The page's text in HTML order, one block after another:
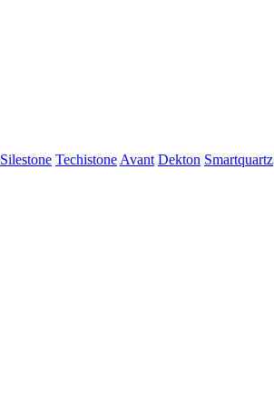
Silestone Techistone Avant Dekton Smartquartz